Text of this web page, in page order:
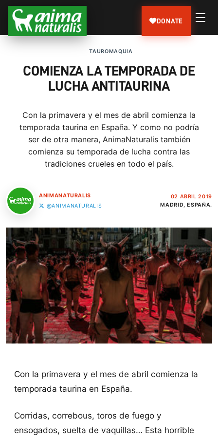
DONATE
TAUROMAQUIA
COMIENZA LA TEMPORADA DE
LUCHA ANTITAURINA
Con la primavera y el mes de abril comienza la
temporada taurina en España. Y como no podría
ser de otra manera, AnimaNaturalis también
comienza su temporada de lucha contra las
tradiciones crueles en todo el país.
ANIMANATURALIS
@ANIMANATURALIS
02 ABRIL 2019
MADRID, ESPAÑA.
Con la primavera y el mes de abril comienza la
temporada taurina en España.
Corridas, correbous, toros de fuego y
ensogados, suelta de vaquillas… Esta horrible